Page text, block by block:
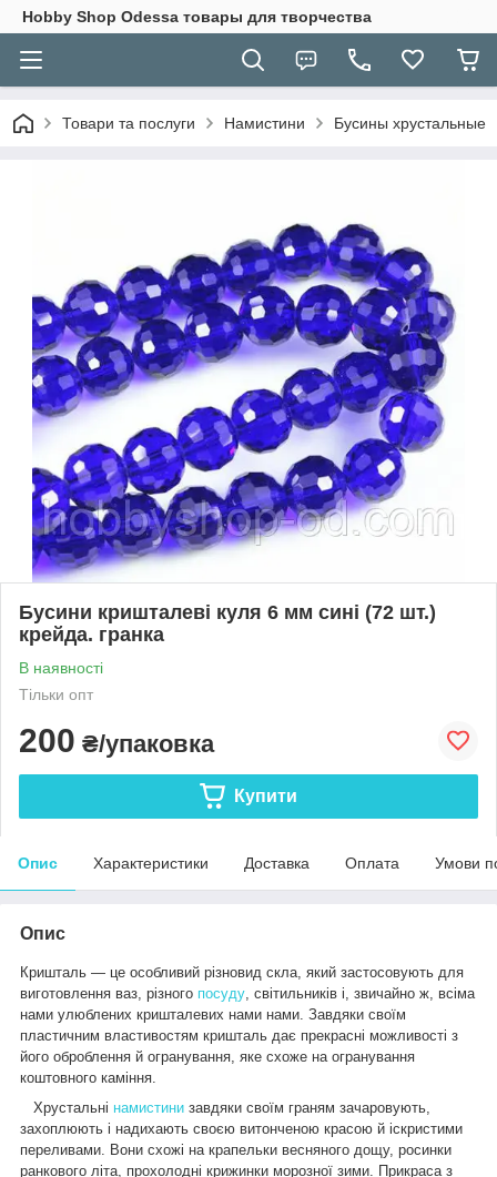
Hobbу Shop Odessa товары для творчества
Товари та послуги Намистини Бусины хрустальные
Бусини кришталеві куля 6 мм сині (72 шт.)
крейда. гранка
В наявності
Тільки опт
200 ₴/упаковка
Купити
Опис Характеристики Доставка Оплата Умови
Опис
Кришталь — це особливий різновид скла, який застосовують для
виготовлення ваз, різного посуду , світильників і, звичайно ж, всіма
нами улюблених кришталевих нами нами. Завдяки своїм
пластичним властивостям кришталь дає прекрасні можливості з
його оброблення й огранування, яке схоже на огранування
коштовного каміння.
Хрустальні намистини завдяки своїм граням зачаровують,
захоплюють і надихають своєю витонченою красою й іскристими
переливами. Вони схожі на крапельки весняного дощу, росинки
ранкового літа, прохолодні крижинки морозної зими. Прикраса з